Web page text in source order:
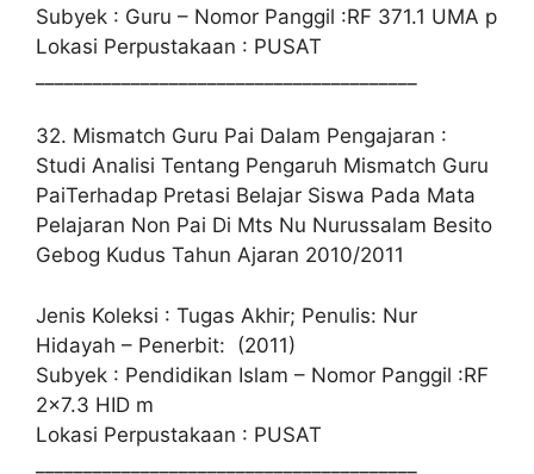
Subyek : Guru – Nomor Panggil :RF 371.1 UMA p
Lokasi Perpustakaan : PUSAT
32. Mismatch Guru Pai Dalam Pengajaran :
Studi Analisi Tentang Pengaruh Mismatch Guru
PaiTerhadap Pretasi Belajar Siswa Pada Mata
Pelajaran Non Pai Di Mts Nu Nurussalam Besito
Gebog Kudus Tahun Ajaran 2010/2011
Jenis Koleksi : Tugas Akhir; Penulis: Nur
Hidayah – Penerbit: (2011)
Subyek : Pendidikan Islam – Nomor Panggil :RF
2×7.3 HID m
Lokasi Perpustakaan : PUSAT